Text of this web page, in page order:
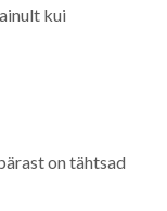
kui
on tähtsad